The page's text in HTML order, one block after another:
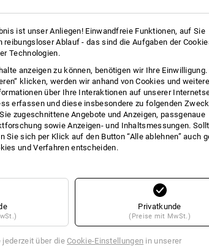
ist unser Anliegen! Einwandfreie Funktionen, auf Sie
Ablauf - das sind die Aufgaben der
Technologien.
anzeigen zu können, benötigen wir Ihre Einwilligung.
klicken, werden wir anhand von Cookies und
über Ihre Interaktionen auf unserer
erfassen und diese insbesondere zu folgenden
zugeschnittene Angebote und Anzeigen, passgenaue
sowie Anzeigen- und Inhaltsmessungen.
Sie sich per Klick auf den Button “Alle ablehnen” auch
und Verfahren entscheiden.
Privatkunde
(Preise mit MwSt.)
jederzeit über dieCookie-Einstellungen in unserer